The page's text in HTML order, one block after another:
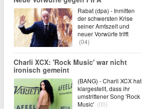
Rabat (dpa) - Inmitten
der schwersten Krise
seiner Amtszeit und
neuer Vorwürfe trifft
(04)
Charli XCX: 'Rock Music' war nicht
ironisch gemeint
(BANG) - Charli XCX hat
klargestellt, dass ihr
umstrittener Song 'Rock
Music' (00)